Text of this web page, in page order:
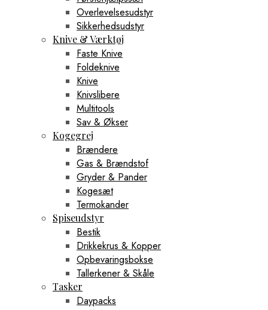
Overlevelsesudstyr
Sikkerhedsudstyr
Knive & Værktøj
Faste Knive
Foldeknive
Knive
Knivslibere
Multitools
Sav & Økser
Kogegrej
Brændere
Gas & Brændstof
Gryder & Pander
Kogesæt
Termokander
Spiseudstyr
Bestik
Drikkekrus & Kopper
Opbevaringsbokse
Tallerkener & Skåle
Tasker
Daypacks